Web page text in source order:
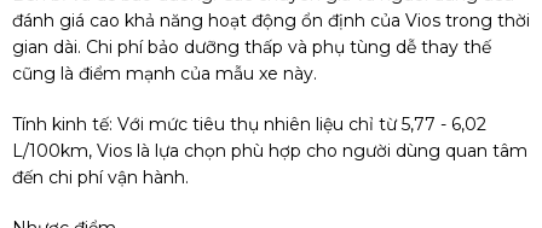
đánh giá cao khả năng hoạt động ổn định của Vios trong thời
gian dài. Chi phí bảo dưỡng thấp và phụ tùng dễ thay thế
cũng là điểm mạnh của mẫu xe này.
Tính kinh tế: Với mức tiêu thụ nhiên liệu chỉ từ 5,77 - 6,02
L/100km, Vios là lựa chọn phù hợp cho người dùng quan tâm
đến chi phí vận hành.